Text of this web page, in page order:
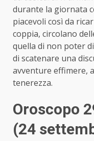
durante la giornata
piacevoli così da
coppia, circolano
quella di non poter
di scatenare una
avventure effimere,
tenerezza.
Oroscopo
(24